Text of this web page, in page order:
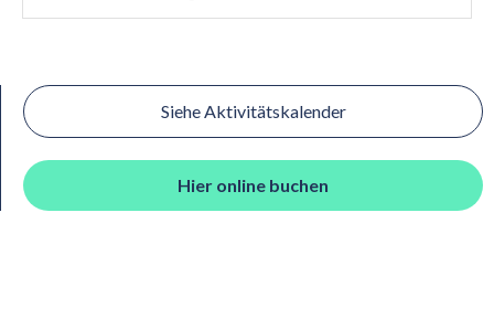
Siehe Aktivitätskalender
Hier online buchen